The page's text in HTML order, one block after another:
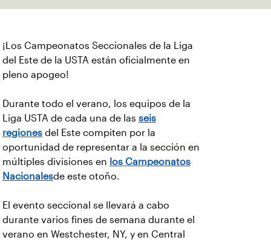
¡Los Campeonatos Seccionales de la Liga
del Este de la USTA están oficialmente en
pleno apogeo!
Durante todo el verano, los equipos de la
Liga USTA de cada una de las seis
regiones del Este compiten por la
oportunidad de representar a la sección en
múltiples divisiones en los Campeonatos
Nacionalesde este otoño.
El evento seccional se llevará a cabo
durante varios fines de semana durante el
verano en Westchester, NY, y en Central